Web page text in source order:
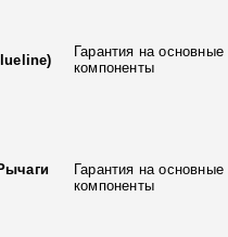
Гарантия на основные
компоненты
Гарантия на основные
компоненты